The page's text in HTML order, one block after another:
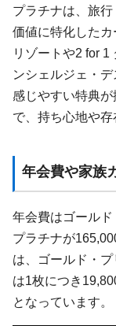
プラチナは、旅
価値に特化したカ
リゾートや2 for 1
ンシェルジェ・
感じやすい特典
で、持ち心地や存
年会費や家族
年会費はゴールド
プラチナが
は、ゴールド・
は1枚につき
となっています。